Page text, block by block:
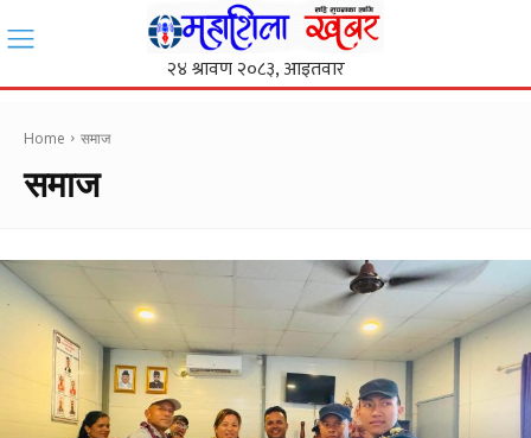
Home समाज
समाज